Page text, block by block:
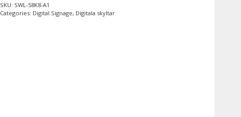
SKU: SWL-58K8-A1
Categories: Digital Signage, Digitala skyltar